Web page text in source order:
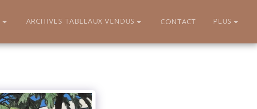
ARCHIVES TABLEAUX VENDUS CONTACT PLUS